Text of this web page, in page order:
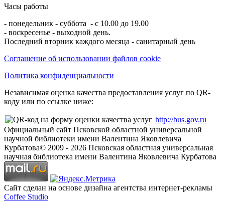
Часы работы
- понедельник - суббота - с 10.00 до 19.00
- воскресенье - выходной день.
Последний вторник каждого месяца - санитарный день
Соглашение об использовании файлов cookie
Политика конфиденциальности
Независимая оценка качества предоставления услуг по QR-
коду или по ссылке ниже:
http://bus.gov.ru
Официальный сайт Псковской областной универсальной
научной библиотеки имени Валентина Яковлевича
Курбатова© 2009 - 2026 Псковская областная универсальная
научная библиотека имени Валентина Яковлевича Курбатова
Сайт сделан на основе дизайна агентства интернет-рекламы
Coffee Studio